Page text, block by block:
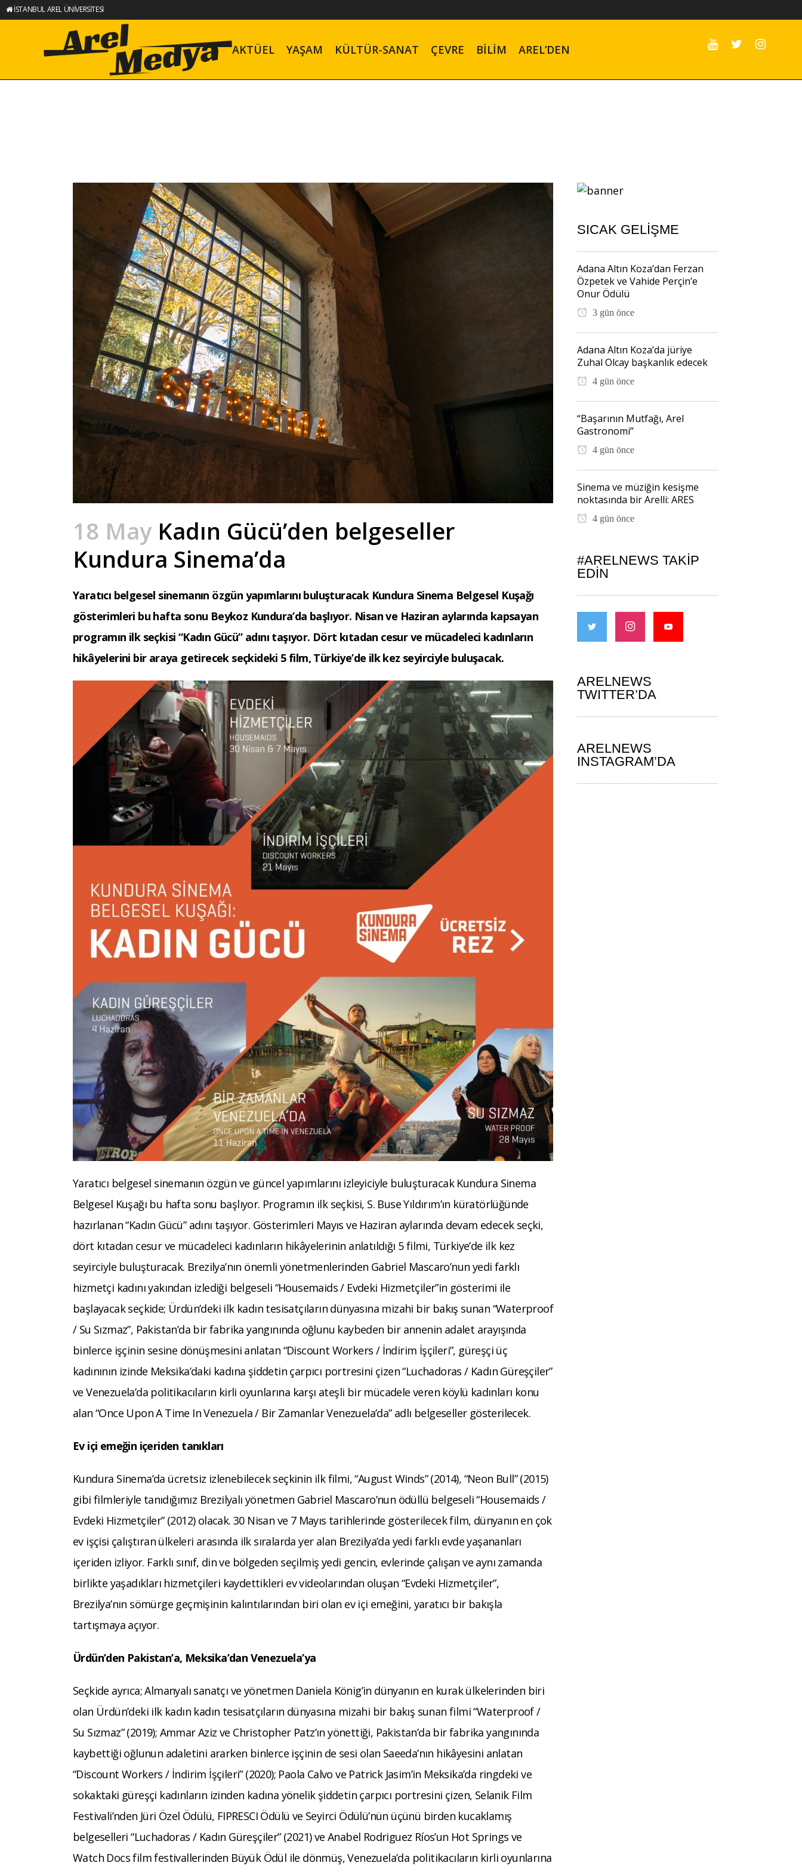
İSTANBUL AREL ÜNİVERSİTESİ
AKTÜEL YAŞAM KÜLTÜR-SANAT ÇEVRE BILIM AREL’DEN
18 May Kadın Gücü’den belgeseller
Kundura Sinema’da
Yaratıcı belgesel sinemanın özgün yapımlarını buluşturacak Kundura Sinema Belgesel Kuşağı
gösterimleri bu hafta sonu Beykoz Kundura’da başlıyor. Nisan ve Haziran aylarında kapsayan
programın ilk seçkisi “Kadın Gücü” adını taşıyor. Dört kıtadan cesur ve mücadeleci kadınların
hikâyelerini bir araya getirecek seçkideki 5 film, Türkiye’de ilk kez seyirciyle buluşacak.
Yaratıcı belgesel sinemanın özgün ve güncel yapımlarını izleyiciyle buluşturacak Kundura Sinema
Belgesel Kuşağı bu hafta sonu başlıyor. Programın ilk seçkisi, S. Buse Yıldırım’ın küratörlüğünde
hazırlanan “Kadın Gücü” adını taşıyor. Gösterimleri Mayıs ve Haziran aylarında devam edecek seçki,
dört kıtadan cesur ve mücadeleci kadınların hikâyelerinin anlatıldığı 5 filmi, Türkiye’de ilk kez
seyirciyle buluşturacak. Brezilya’nın önemli yönetmenlerinden Gabriel Mascaro’nun yedi farklı
hizmetçi kadını yakından izlediği belgeseli “Housemaids / Evdeki Hizmetçiler”in gösterimi ile
başlayacak seçkide; Ürdün’deki ilk kadın tesisatçıların dünyasına mizahi bir bakış sunan “Waterproof
/ Su Sızmaz”, Pakistan’da bir fabrika yangınında oğlunu kaybeden bir annenin adalet arayışında
binlerce işçinin sesine dönüşmesini anlatan “Discount Workers / İndirim İşçileri”, güreşçi üç
kadınının izinde Meksika’daki kadına şiddetin çarpıcı portresini çizen “Luchadoras / Kadın Güreşçiler”
ve Venezuela’da politikacıların kirli oyunlarına karşı ateşli bir mücadele veren köylü kadınları konu
alan “Once Upon A Time In Venezuela / Bir Zamanlar Venezuela’da” adlı belgeseller gösterilecek.
Ev içi emeğin içeriden tanıkları
Kundura Sinema’da ücretsiz izlenebilecek seçkinin ilk filmi, “August Winds” (2014), “Neon Bull” (2015)
gibi filmleriyle tanıdığımız Brezilyalı yönetmen Gabriel Mascaro’nun ödüllü belgeseli “Housemaids /
Evdeki Hizmetçiler” (2012) olacak. 30 Nisan ve 7 Mayıs tarihlerinde gösterilecek film, dünyanın en çok
ev işçisi çalıştıran ülkeleri arasında ilk sıralarda yer alan Brezilya’da yedi farklı evde yaşananları
içeriden izliyor. Farklı sınıf, din ve bölgeden seçilmiş yedi gencin, evlerinde çalışan ve aynı zamanda
birlikte yaşadıkları hizmetçileri kaydettikleri ev videolarından oluşan “Evdeki Hizmetçiler”,
Brezilya’nın sömürge geçmişinin kalıntılarından biri olan ev içi emeğini, yaratıcı bir bakışla
tartışmaya açıyor.
Ürdün’den Pakistan’a, Meksika’dan Venezuela’ya
Seçkide ayrıca; Almanyalı sanatçı ve yönetmen Daniela König’in dünyanın en kurak ülkelerinden biri
olan Ürdün’deki ilk kadın kadın tesisatçıların dünyasına mizahi bir bakış sunan filmi “Waterproof /
Su Sızmaz” (2019); Ammar Aziz ve Christopher Patz’ın yönettiği, Pakistan’da bir fabrika yangınında
kaybettiği oğlunun adaletini ararken binlerce işçinin de sesi olan Saeeda’nın hikâyesini anlatan
“Discount Workers / İndirim İşçileri” (2020); Paola Calvo ve Patrick Jasim’in Meksika’da ringdeki ve
sokaktaki güreşçi kadınların izinden kadına yönelik şiddetin çarpıcı portresini çizen, Selanik Film
Festivali’nden Jüri Özel Ödülü, FIPRESCI Ödülü ve Seyirci Ödülü’nün üçünü birden kucaklamış
belgeselleri “Luchadoras / Kadın Güreşçiler” (2021) ve Anabel Rodriguez Ríos’un Hot Springs ve
Watch Docs film festivallerinden Büyük Ödül ile dönmüş, Venezuela’da politikacıların kirli oyunlarına
SICAK GELIŞME
Adana Altın Koza’dan Ferzan
Özpetek ve Vahide Perçin’e
Onur Ödülü
3 gün önce
Adana Altın Koza’da jüriye
Zuhal Olcay başkanlık edecek
4 gün önce
“Başarının Mutfağı, Arel
Gastronomi”
4 gün önce
Sinema ve müziğin kesişme
noktasında bir Arelli: ARES
4 gün önce
#ARELNEWS TAKIP
EDIN
ARELNEWS
TWITTER’DA
ARELNEWS
INSTAGRAM’DA